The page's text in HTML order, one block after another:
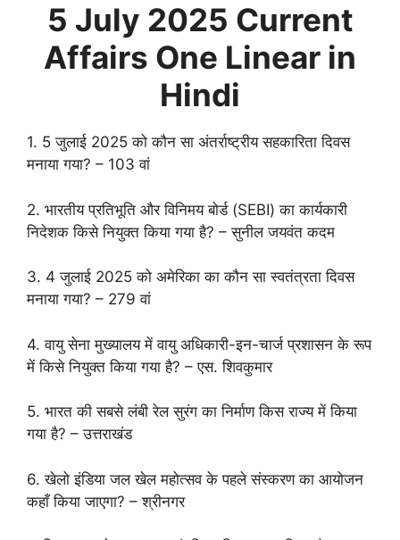
5 July 2025 Current
Affairs One Linear in
Hindi
1. 5 जुलाई 2025 को कौन सा अंतर्राष्ट्रीय सहकारिता दिवस
मनाया गया? – 103 वां
2. भारतीय प्रतिभूति और विनिमय बोर्ड (SEBI) का कार्यकारी
निदेशक किसे नियुक्त किया गया है? – सुनील जयवंत कदम
3. 4 जुलाई 2025 को अमेरिका का कौन सा स्वतंत्रता दिवस
मनाया गया? – 279 वां
4. वायु सेना मुख्यालय में वायु अधिकारी-इन-चार्ज प्रशासन के रूप
में किसे नियुक्त किया गया है? – एस. शिवकुमार
5. भारत की सबसे लंबी रेल सुरंग का निर्माण किस राज्य में किया
गया है? – उत्तराखंड
6. खेलो इंडिया जल खेल महोत्सव के पहले संस्करण का आयोजन
कहाँ किया जाएगा? – श्रीनगर